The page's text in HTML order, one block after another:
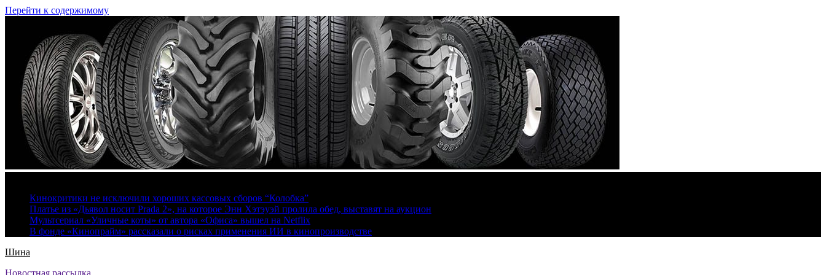
Перейти к содержимому
Кинокритики не исключили хороших кассовых сборов “Колобка”
Платье из «Дьявол носит Prada 2», на которое Энн Хэтэуэй пролила обед, выставят на аукцион
Мультсериал «Уличные коты» от автора «Офиса» вышел на Netflix
В фонде «Кинопрайм» рассказали о рисках применения ИИ в кинопроизводстве
Шина
Новостная рассылка